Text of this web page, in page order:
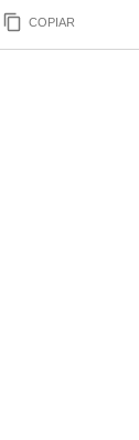
COPIAR